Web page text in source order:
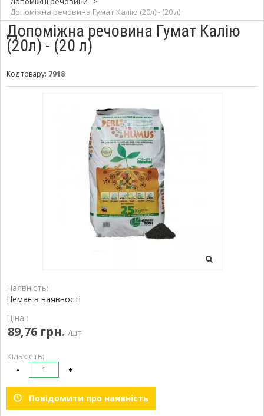
Допоміжна речовина Гумат Калію (20л) - (20 л)
Допоміжна речовина Гумат Калію
(20л) - (20 л)
Код товару: 7918
Наявність:
Немає в наявності
Ціна :
89,76 грн. /шт
Кількість:
- +
Повідомити про наявність